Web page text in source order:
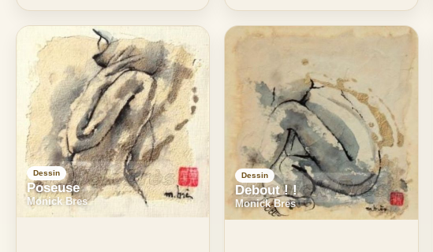
Dessin
Poseuse
Monick Bres
Dessin
Debout ! !
Monick Bres